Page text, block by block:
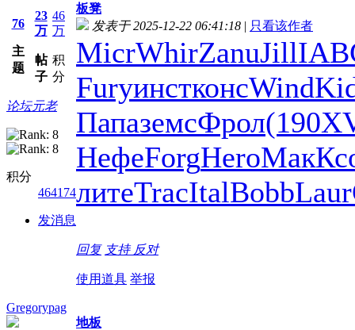
76
主
题
23
万
帖
子
46
万
积
分
论坛元老
积分
464174
发消息
板凳
发表于 2025-12-22 06:41:18 | 只看该作者
MicrWhirZanuJill
FuryинстконсWind
ПапаземсФрол(190
НефеForgHeroМакК
литеTracItalBobbLaur
回复 支持 反对
使用道具 举报
Gregorypag
地板